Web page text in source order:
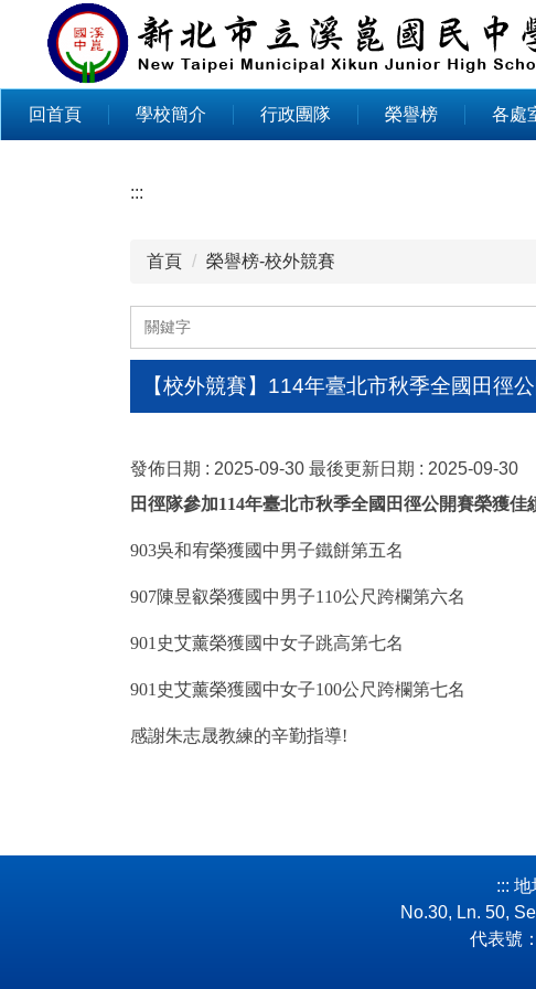
回首頁 學校簡介 行政團隊 榮譽榜 各處
:::
首頁 榮譽榜-校外競賽
【校外競賽】114年臺北市秋季全國田徑
發佈日期 : 2025-09-30 最後更新日期 : 2025-09-30
田徑隊參加114年臺北市秋季全國田徑公開賽榮獲佳
903吳和宥榮獲國中男子鐵餅第五名
907陳昱叡榮獲國中男子110公尺跨欄第六名
901 史艾薰榮獲國中女子跳高第七名
901 史艾薰榮獲國中女子100公尺跨欄第七名
感謝朱志晟教練的辛勤指導!
::: 地
No.30, Ln. 50,
代表號